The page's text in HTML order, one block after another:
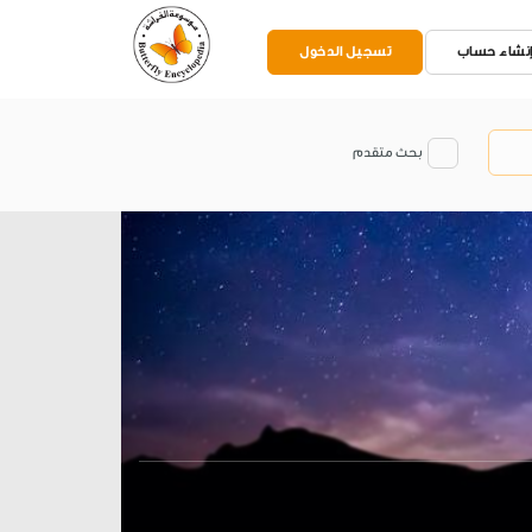
إنشاء حساب تسجيل الدخول
بحث متقدم